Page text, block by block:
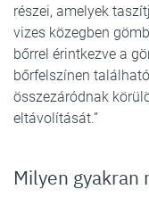
részei, amelyek
vizes közegben
bőrrel érintkezve a
bőrfelszínen
összezáródnak
eltávolítását.”
Milyen gyakran